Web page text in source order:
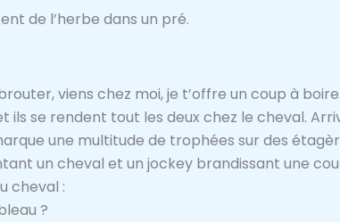
de l’herbe dans un pré.
viens chez moi, je t’offre un coup à boire.
ils se rendent tout les deux chez le cheval.
une multitude de trophées sur des
un cheval et un jockey brandissant une
cheval :
?